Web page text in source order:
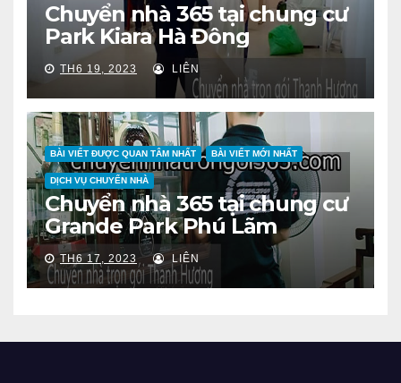
Chuyển nhà 365 tại chung cư
Park Kiara Hà Đông
TH6 19, 2023 LIÊN
BÀI VIẾT ĐƯỢC QUAN TÂM NHẤT BÀI VIẾT MỚI NHẤT
DỊCH VỤ CHUYỂN NHÀ
Chuyển nhà 365 tại chung cư
Grande Park Phú Lãm
TH6 17, 2023 LIÊN